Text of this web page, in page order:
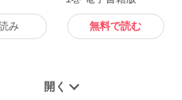
み 無料で読む